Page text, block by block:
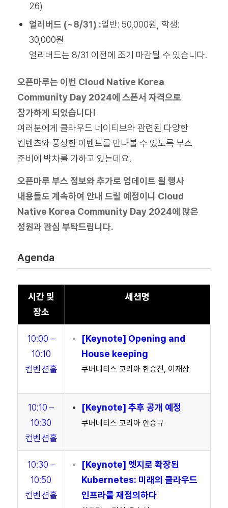
26)
얼리버드 (~8/31) :일반: 50,000원, 학생:
30,000원
얼리버드는 8/31 이전에 조기 마감될 수 있습니다.
오픈마루는 이번 Cloud Native Korea
Community Day 2024에 스폰서 자격으로
참가하게 되었습니다!
여러분에게 클라우드 네이티브와 관련된 다양한
컨텐츠와 풍성한 이벤트를 만나볼 수 있도록 부스
준비에 박차를 가하고 있는데요.
오픈마루 부스 정보와 추가로 업데이트 될 행사
내용들도 계속하여 안내 드릴 예정이니 Cloud
Native Korea Community Day 2024에 많은
성원과 관심 부탁드립니다.
Agenda
시간 및
장소
세션명
10:00 –
10:10
컨벤션홀
[Keynote] Opening and
House keeping
쿠버네티스 코리아 한승진, 이재상
10:10 –
10:30
컨벤션홀
[Keynote] 추후 공개 예정
쿠버네티스 코리아 안승규
10:30 –
10:50
컨벤션홀
[Keynote] 엣지로 확장된
Kubernetes: 미래의 클라우드
인프라를 재정의하다